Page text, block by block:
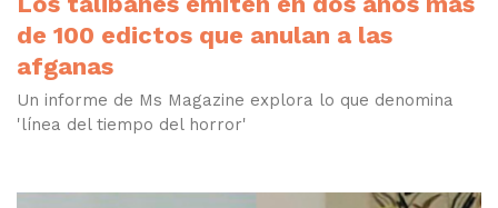
de 100 edictos que anulan a las
afganas
Un informe de Ms Magazine explora lo que denomina
'línea del tiempo del horror'